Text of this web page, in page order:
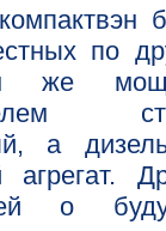
по
же
а
о